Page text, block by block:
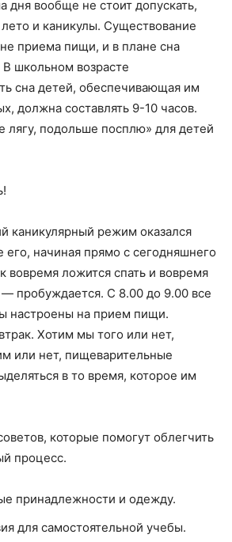
дня вообще не стоит допускать,
и каникулы. Существование
приема пищи, и в плане сна
школьном возрасте
сна детей, обеспечивающая им
должна составлять 9-10 часов.
лягу, подольше посплю» для детей
каникулярный режим оказался
его, начиная прямо с сегодняшнего
вовремя ложится спать и вовремя
пробуждается. С 8.00 до 9.00 все
настроены на прием пищи.
Хотим мы того или нет,
или нет, пищеварительные
в то время, которое им
которые помогут облегчить
процесс.
принадлежности и одежду.
для самостоятельной учебы.